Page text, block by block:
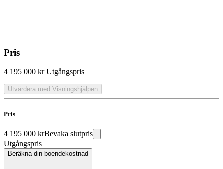
Pris
4 195 000 kr Utgångspris
Utvärdera med Visningshjälpen
Pris
4 195 000 krBevaka slutpris
Utgångspris
Beräkna din boendekostnad